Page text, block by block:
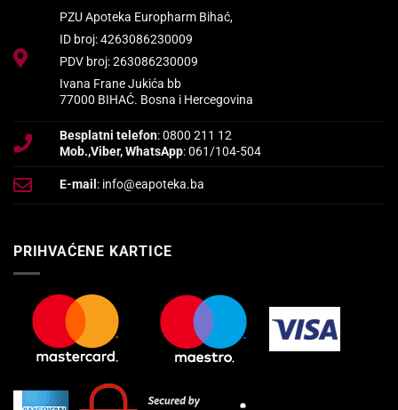
PZU Apoteka Europharm Bihać,
ID broj: 4263086230009
PDV broj: 263086230009
Ivana Frane Jukića bb
77000 BIHAĆ. Bosna i Hercegovina
Besplatni telefon: 0800 211 12
Mob.,Viber, WhatsApp: 061/104-504
E-mail : info@eapoteka.ba
PRIHVAĆENE KARTICE